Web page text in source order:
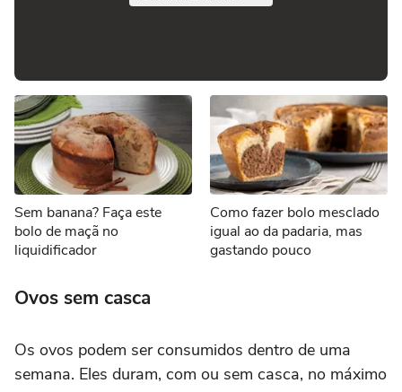
Sem banana? Faça este
bolo de maçã no
liquidificador
Como fazer bolo mesclado
igual ao da padaria, mas
gastando pouco
Ovos sem casca
Os ovos podem ser consumidos dentro de uma
semana. Eles duram, com ou sem casca, no máximo